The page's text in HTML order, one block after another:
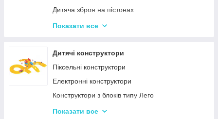
Дитяча зброя на пістонах
Дитячі водяні пістолети, автомати
Дитячі іграшкові луки, стріли, арбалети
Іграшкові пістолети
Дитячі пістолети, гвинтівки з м'якими кулями
Показати все
Дитячі конструктори
Піксельні конструктори
Електронні конструктори
Конструктори з блоків типу Лего
Конструктор для малюків з великими деталями
Показати все